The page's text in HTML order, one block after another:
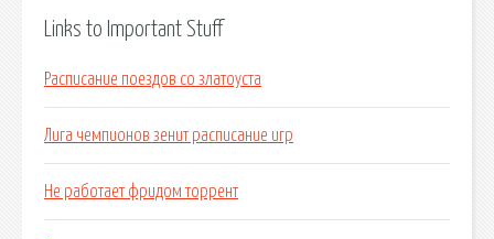
Links to Important Stuff
Расписание поездов со златоуста
Лига чемпионов зенит расписание игр
Не работает фридом торрент